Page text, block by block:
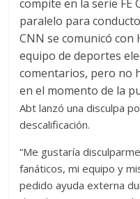
compite en la serie FE
paralelo para
CNN se comunicó con
equipo de deportes
comentarios, pero no
en el momento de la
Abt lanzó una disculpa
descalificación.
“Me gustaría
fanáticos, mi equipo y
pedido ayuda externa